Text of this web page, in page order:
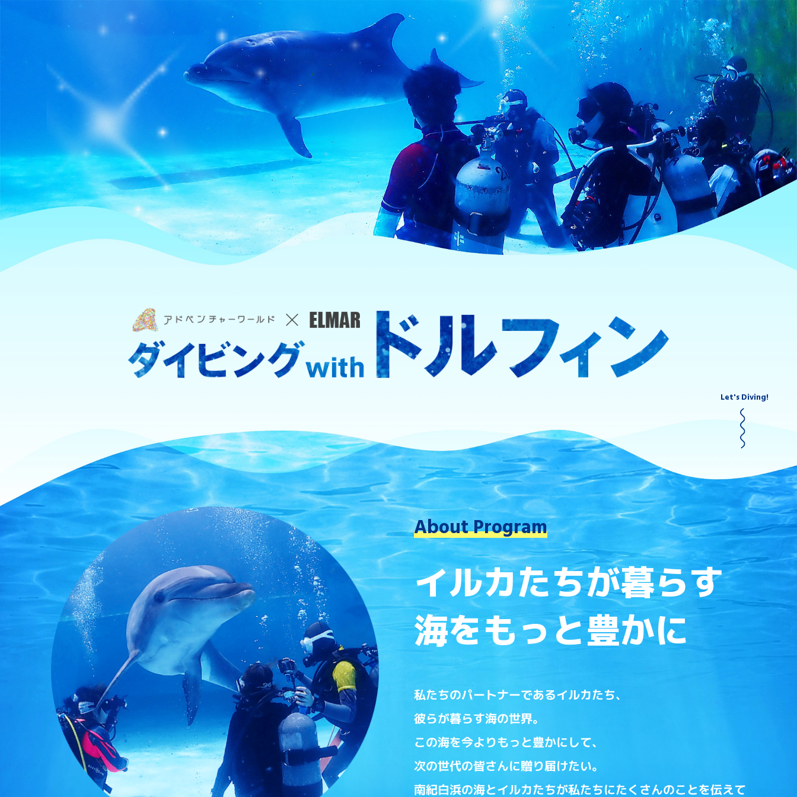
Let's Diving!
About Program
イルカたちが暮らす
海をもっと豊かに
私たちのパートナーであるイルカたち、
彼らが暮らす海の世界。
この海を今よりもっと豊かにして、
次の世代の皆さんに贈り届けたい。
南紀白浜の海とイルカたちが私たちにたくさんのことを伝えて